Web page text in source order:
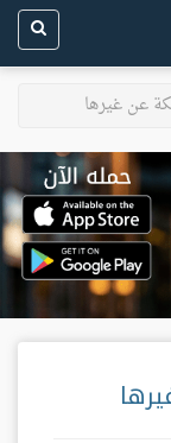
عن غيرها